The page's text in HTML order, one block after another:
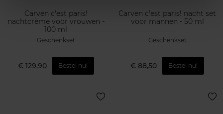
Carven c'est paris!
nachtcrème voor vrouwen -
100 ml
Geschenkset
€ 129,90 Bestel nu!
Carven c'est paris! nacht set
voor mannen - 50 ml
Geschenkset
€ 88,50 Bestel nu!